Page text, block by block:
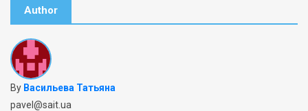
Author
By Васильева Татьяна
pavel@sait.ua